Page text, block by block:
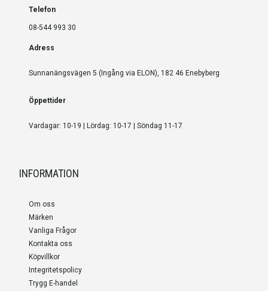
Telefon
08-544 993 30
Adress
Sunnanängsvägen 5 (Ingång via ELON), 182 46 Enebyberg
Öppettider
Vardagar: 10-19 | Lördag: 10-17 | Söndag 11-17
INFORMATION
Om oss
Märken
Vanliga Frågor
Kontakta oss
Köpvillkor
Integritetspolicy
Trygg E-handel